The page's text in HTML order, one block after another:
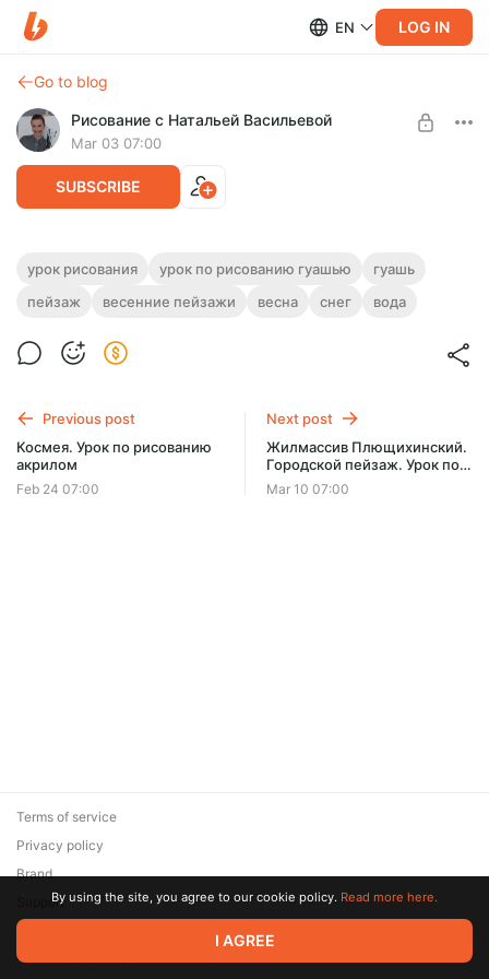
EN LOG IN
Go to blog
Рисование с Натальей Васильевой
Mar 03 07:00
SUBSCRIBE
Первые проталины. Урок по рисованию
гуашью
проталинами гуашью. Продолжительность - 1 час 32
Level required:
урок рисования урок по рисованию гуашью
гуашь
пейзаж
весенние пейзажи весна снег вода
Previous post
Космея. Урок по рисованию
акрилом
Feb 24 07:00
Next post
Жилмассив Плющихинский.
Городской пейзаж. Урок по
рисованию акрилом
Mar 10 07:00
© 2026 Zaya Solutions Limited. All rights reserved. All trademarks
are the property of their respective owners.
Terms of service
Privacy policy
Brand
SupportBy using the site, you agree to our cookie policy. Read more here.
I AGREE